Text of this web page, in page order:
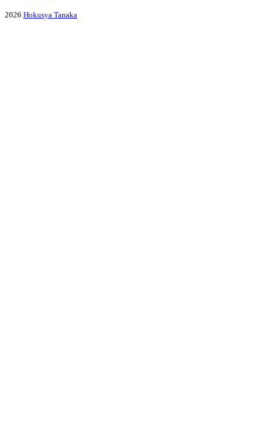
2026 Hokusya Tanaka